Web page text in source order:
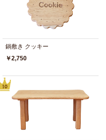
鍋敷き クッキー
￥2,750